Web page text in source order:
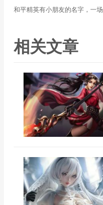
和平精英有小朋友的名字，一
相关文章